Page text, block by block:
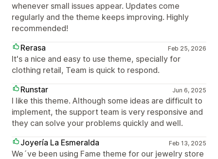
whenever small issues appear. Updates come
regularly and the theme keeps improving. Highly
recommended!
Rerasa
Feb 25, 2026
It's a nice and easy to use theme, specially for
clothing retail, Team is quick to respond.
Runstar
Jun 6, 2025
I like this theme. Although some ideas are difficult to
implement, the support team is very responsive and
they can solve your problems quickly and well.
Joyería La Esmeralda
Feb 13, 2025
We´ve been using Fame theme for our jewelry store